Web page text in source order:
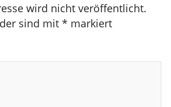
wird nicht veröffentlicht.
sind mit * markiert